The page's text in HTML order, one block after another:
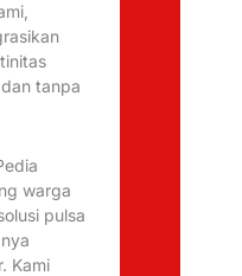
tanpa
warga
pulsa
Kami